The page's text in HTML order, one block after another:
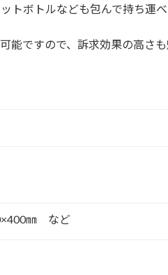
トボトルなども包んで持ち運べ
能ですので、訴求効果の高さも
㎜ など